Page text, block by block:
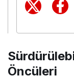
Öncüleri